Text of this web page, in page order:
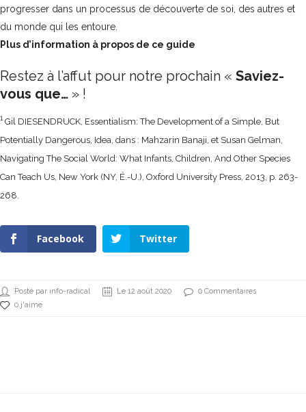
progresser dans un processus de découverte de soi, des autres et
du monde qui les entoure.
Plus d’information à propos de ce guide
Restez à l’affut pour notre prochain « Saviez-
vous que… » !
1Gil DIESENDRUCK, Essentialism: The Development of a Simple, But
Potentially Dangerous, Idea, dans : Mahzarin Banaji, et Susan Gelman,
Navigating The Social World: What Infants, Children, And Other Species
Can Teach Us, New York (NY, É.-U.), Oxford University Press, 2013, p. 263-
268.
Facebook Twitter
Posté par info-radical Le 12 août 2020
0 Commentaires
0 j'aime